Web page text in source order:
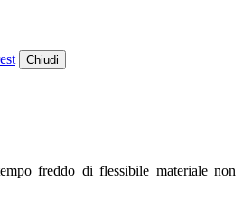
Chiudi
freddo di flessibile materiale non